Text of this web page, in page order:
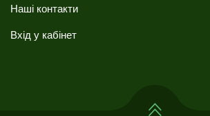
Наші контакти
Вхід у кабінет